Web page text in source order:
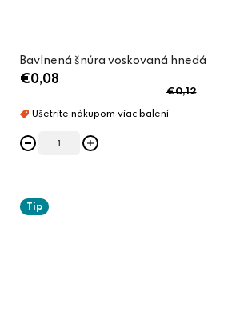
Bavlnená šnúra voskovaná hnedá
€0,08
€0,12
Tip